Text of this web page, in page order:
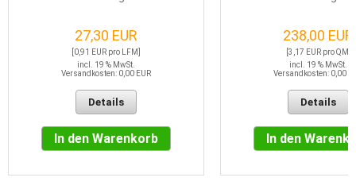
27,30 EUR
[0,91 EUR pro LFM]
incl. 19 % MwSt.
Versandkosten: 0,00 EUR
Details
In den Warenkorb
238,00 EUR
[3,17 EUR pro QM]
incl. 19 % MwSt.
Versandkosten: 0,00
Details
In den